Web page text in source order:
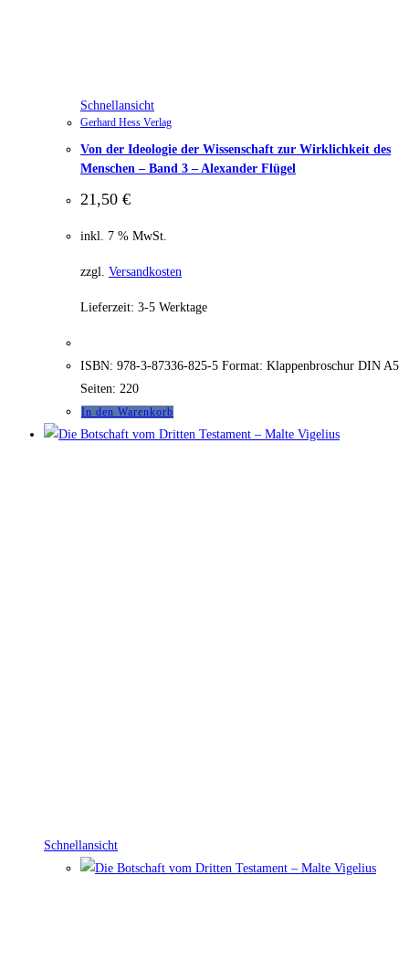
Schnellansicht
Gerhard Hess Verlag
Von der Ideologie der Wissenschaft zur Wirklichkeit des
Menschen – Band 3 – Alexander Flügel
21,50 €
inkl. 7 % MwSt.
zzgl. Versandkosten
Lieferzeit: 3-5 Werktage
ISBN: 978-3-87336-825-5 Format: Klappenbroschur DIN A5
Seiten: 220
In den Warenkorb
Schnellansicht